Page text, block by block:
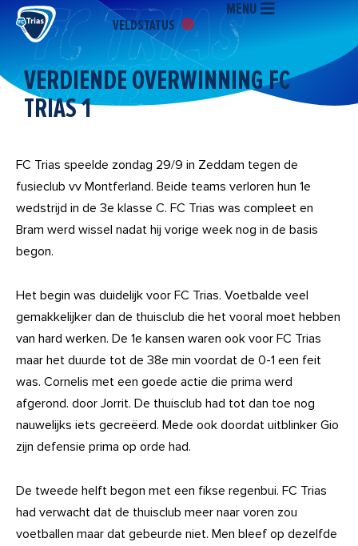
naar
inhoud
VELDSTATUS
MENU
VERDIENDE OVERWINNING FC
TRIAS 1
FC Trias speelde zondag 29/9 in Zeddam tegen de
fusieclub vv Montferland. Beide teams verloren hun 1e
wedstrijd in de 3e klasse C. FC Trias was compleet en
Bram werd wissel nadat hij vorige week nog in de basis
begon.
Het begin was duidelijk voor FC Trias. Voetbalde veel
gemakkelijker dan de thuisclub die het vooral moet hebben
van hard werken. De 1e kansen waren ook voor FC Trias
maar het duurde tot de 38e min voordat de 0-1 een feit
was. Cornelis met een goede actie die prima werd
afgerond. door Jorrit. De thuisclub had tot dan toe nog
nauwelijks iets gecreëerd. Mede ook doordat uitblinker Gio
zijn defensie prima op orde had.
De tweede helft begon met een fikse regenbui. FC Trias
had verwacht dat de thuisclub meer naar voren zou
voetballen maar dat gebeurde niet. Men bleef op dezelfde